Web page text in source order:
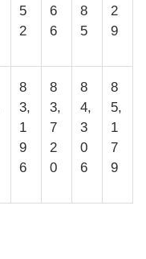
5
2
6
6
8
5
2
9
8
3,
1
9
6
8
3,
7
2
0
8
4,
3
0
6
8
5,
1
7
9